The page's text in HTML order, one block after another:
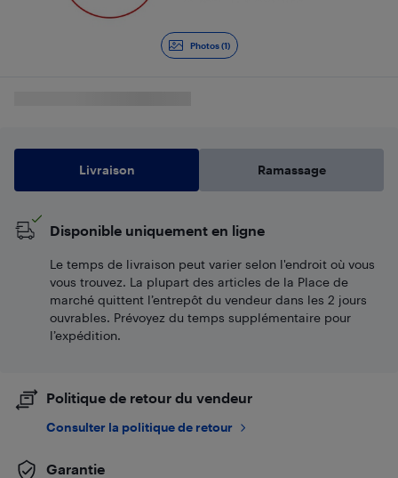
Photos (1)
Livraison Ramassage
Disponible uniquement en ligne
Le temps de livraison peut varier selon l'endroit où vous
vous trouvez. La plupart des articles de la Place de
marché quittent l’entrepôt du vendeur dans les 2 jours
ouvrables. Prévoyez du temps supplémentaire pour
l’expédition.
Politique de retour du vendeur
Consulter la politique de retour
Garantie